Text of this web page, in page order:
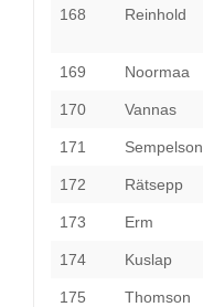
168 Reinhold
169 Noormaa
170 Vannas
171 Sempelson
172 Rätsepp
173 Erm
174 Kuslap
175 Thomson